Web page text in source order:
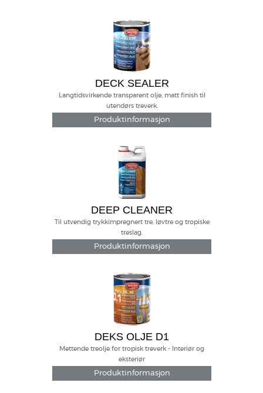
DECK SEALER
Langtidsvirkende transparent olje, matt finish til
utendørs treverk.
Produktinformasjon
DEEP CLEANER
Til utvendig trykkimpregnert tre, løvtre og tropiske
treslag.
Produktinformasjon
DEKS OLJE D1
Mettende treolje for tropisk treverk - Interiør og
eksteriør
Produktinformasjon